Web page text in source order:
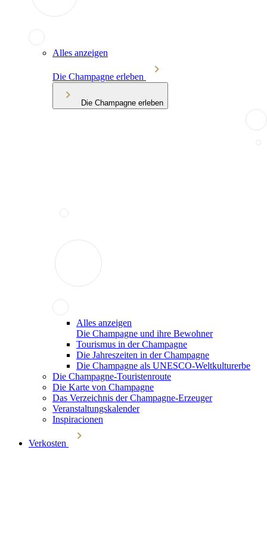
Alles anzeigen
Die Champagne erleben
Die Champagne erleben
Alles anzeigen
Die Champagne und ihre Bewohner
Tourismus in der Champagne
Die Jahreszeiten in der Champagne
Die Champagne als UNESCO-Weltkulturerbe
Die Champagne-Touristenroute
Die Karte von Champagne
Das Verzeichnis der Champagne-Erzeuger
Veranstaltungskalender
Inspiracionen
Verkosten